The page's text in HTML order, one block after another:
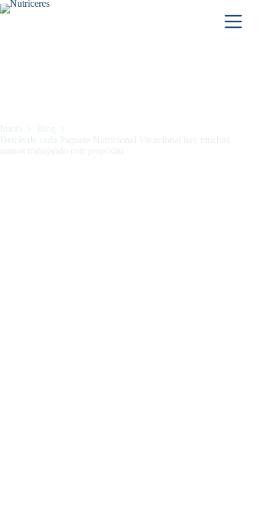
Inicio
Blog
Detrás de cada Paquete Nutricional Vacacional hay muchas
manos trabajando con propósito